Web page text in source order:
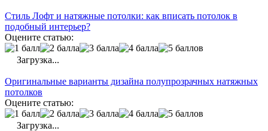
Стиль Лофт и натяжные потолки: как вписать потолок в
подобный интерьер?
Оцените статью:
Загрузка...
Оригинальные варианты дизайна полупрозрачных натяжных
потолков
Оцените статью:
Загрузка...